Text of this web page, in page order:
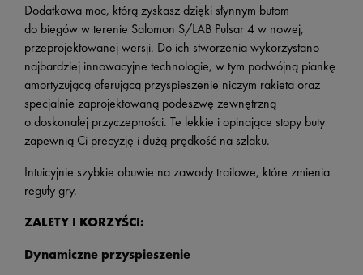
Dodatkowa moc, którą zyskasz dzięki słynnym butom
do biegów w terenie Salomon S/LAB Pulsar 4 w nowej,
przeprojektowanej wersji. Do ich stworzenia wykorzystano
najbardziej innowacyjne technologie, w tym podwójną piankę
amortyzującą oferującą przyspieszenie niczym rakieta oraz
specjalnie zaprojektowaną podeszwę zewnętrzną
o doskonałej przyczepności. Te lekkie i opinające stopy buty
zapewnią Ci precyzję i dużą prędkość na szlaku.
Intuicyjnie szybkie obuwie na zawody trailowe, które zmienia
reguły gry.
ZALETY I KORZYŚCI:
Dynamiczne przyspieszenie